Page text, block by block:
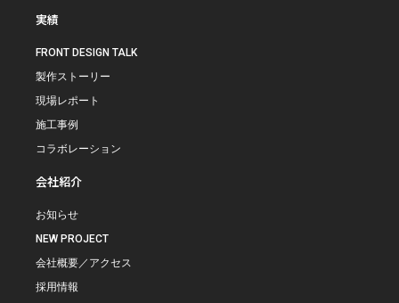
実績
FRONT DESIGN TALK
製作ストーリー
現場レポート
施工事例
コラボレーション
会社紹介
お知らせ
NEW PROJECT
会社概要／アクセス
採用情報